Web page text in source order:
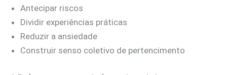
Antecipar riscos
Dividir experiências práticas
Reduzir a ansiedade
Construir senso coletivo de pertencimento